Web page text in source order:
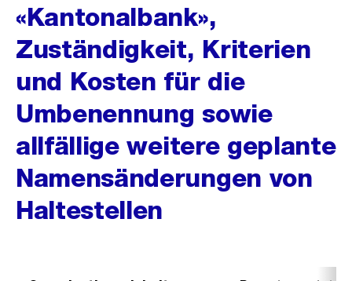
«Kantonalbank»,
Zuständigkeit, Kriterien
und Kosten für die
Umbenennung sowie
allfällige weitere geplante
Namensänderungen von
Haltestellen